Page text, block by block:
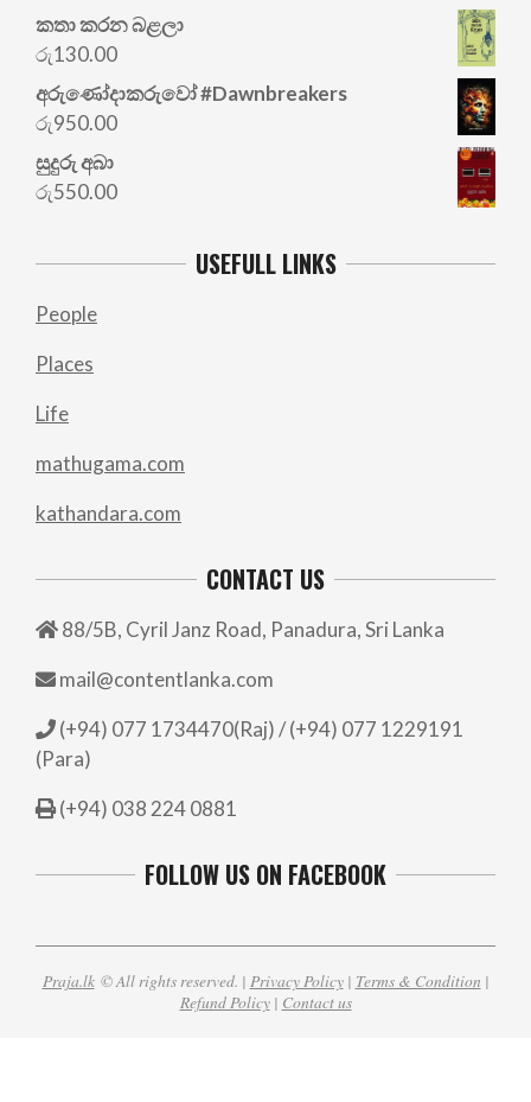
price
was:
කතා කරන බළලා
රු130.00
අරු‍ණෝදාකරුවෝ #Dawnbreakers
රු950.00
සුදුරු අබා
රු550.00
USEFULL LINKS
People
Places
Life
mathugama.com
kathandara.com
CONTACT US
88/5B, Cyril Janz Road, Panadura, Sri Lanka
mail@contentlanka.com
(+94) 077 1734470(Raj) / (+94) 077 1229191
(Para)
(+94) 038 224 0881
FOLLOW US ON FACEBOOK
Praja.lk© All rights reserved. | Privacy Policy| Terms & Condition |
Refund Policy| Contact us